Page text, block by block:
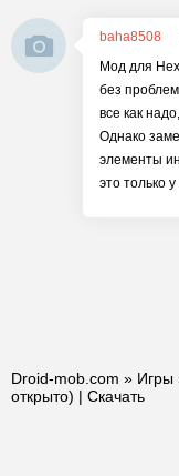
baha8508
Мод для
без
все как
Однако
элементы
это только
Droid-mob.com » Игры
открыто) | Скачать